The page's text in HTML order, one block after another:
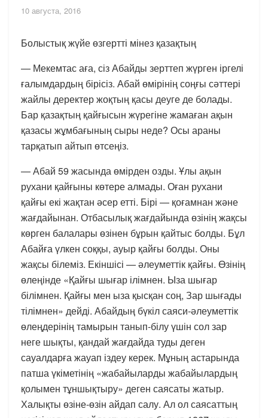
10 августа, 2016
Болыстық жүйе өзгертті мінез қазақтың
— Мекемтас аға, сіз Абайды зерттеп жүрген іргелі
ғалымдардың бірісіз. Абай өмірінің соңғы сәттері
жайлы деректер жоқтың қасы деуге де болады.
Бар қазақтың қайғысын жүрегіне жамаған ақын
қазасы жұмбағының сыры неде? Осы араны
тарқатып айтып өтсеңіз.
— Абай 59 жасында өмірден озды. Ұлы ақын
рухани қайғыны көтере алмады. Оған рухани
қайғы екі жақтан әсер етті. Бірі — қоғамнан және
жағдайынан. Отбасылық жағдайында өзінің жақсы
көрген балалары өзінен бұрын қайтыс болды. Бұл
Абайға үлкен соққы, ауыр қайғы болды. Оны
жақсы білеміз. Екіншісі — әлеуметтік қайғы. Өзінің
өлеңінде «Қайғы шығар ілімнен. Ыза шығар
білімнен. Қайғы мен ыза қысқан соң, Зар шығады
тілімнен» дейді. Абайдың бүкіл саяси-әлеуметтік
өлеңдерінің тамырын танып-білу үшін сол зар
неге шықты, қандай жағдайда туды деген
сауалдарға жауап іздеу керек. Мұның астарында
патша үкіметінің «жабайыларды жабайылардың
қолымен тұншықтыру» деген саясаты жатыр.
Халықты өзіне-өзін айдап салу. Ал ол саясаттың